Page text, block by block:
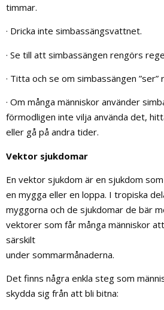
timmar.
· Dricka inte simbassängsvattnet.
· Se till att simbassängen rengörs
· Titta och se om simbassängen ”ser”
· Om många människor använder
förmodligen inte vilja använda det,
eller gå på andra tider.
Vektor sjukdomar
En vektor sjukdom är en sjukdom
en mygga eller en loppa. I tropiska
myggorna och de sjukdomar de bär
vektorer som får många människor
särskilt
under sommarmånaderna.
Det finns några enkla steg som
skydda sig från att bli bitna: